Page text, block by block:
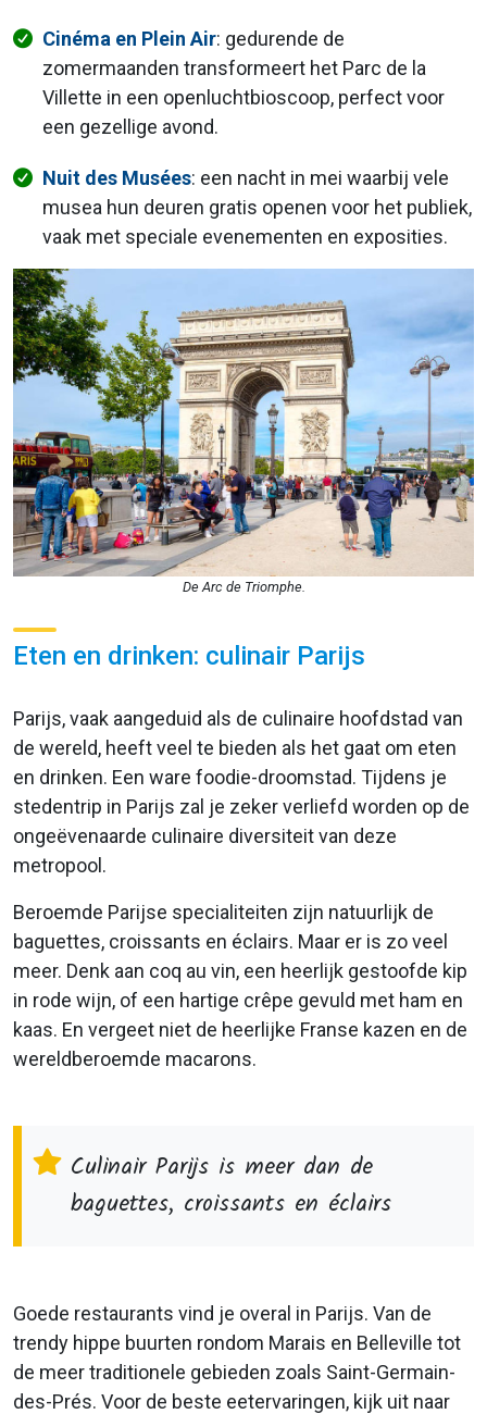
Cinéma en Plein Air: gedurende de
zomermaanden transformeert het Parc de la
Villette in een openluchtbioscoop, perfect voor
een gezellige avond.
Nuit des Musées: een nacht in mei waarbij vele
musea hun deuren gratis openen voor het publiek,
vaak met speciale evenementen en exposities.
De Arc de Triomphe.
Eten en drinken: culinair Parijs
Parijs, vaak aangeduid als de culinaire hoofdstad van
de wereld, heeft veel te bieden als het gaat om eten
en drinken. Een ware foodie-droomstad. Tijdens je
stedentrip in Parijs zal je zeker verliefd worden op de
ongeëvenaarde culinaire diversiteit van deze
metropool.
Beroemde Parijse specialiteiten zijn natuurlijk de
baguettes, croissants en éclairs. Maar er is zo veel
meer. Denk aan coq au vin, een heerlijk gestoofde kip
in rode wijn, of een hartige crêpe gevuld met ham en
kaas. En vergeet niet de heerlijke Franse kazen en de
wereldberoemde macarons.
Culinair Parijs is meer dan de
baguettes, croissants en éclairs
Goede restaurants vind je overal in Parijs. Van de
trendy hippe buurten rondom Marais en Belleville tot
de meer traditionele gebieden zoals Saint-Germain-
des-Prés. Voor de beste eetervaringen, kijk uit naar